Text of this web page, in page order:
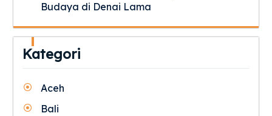
Budaya di Denai Lama
Kategori
Aceh
Bali